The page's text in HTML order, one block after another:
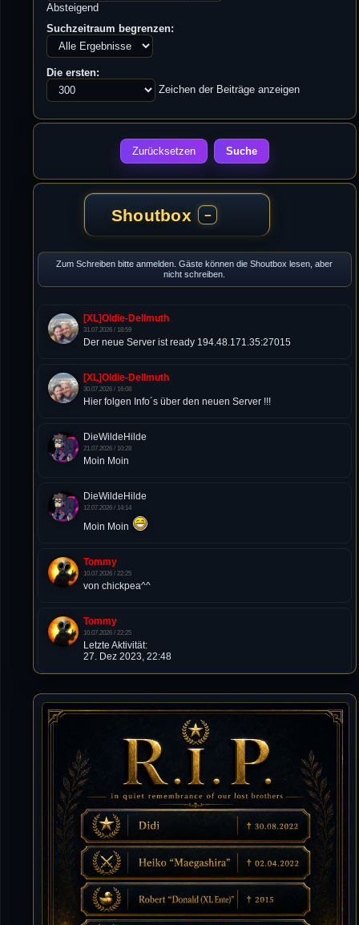
Absteigend
Suchzeitraum begrenzen:
Die ersten:
Zeichen der Beiträge anzeigen
Shoutbox −
Zum Schreiben bitte anmelden. Gäste können die Shoutbox lesen, aber
nicht schreiben.
[XL]Oldie-Dellmuth
31.07.2026 / 18:59
Der neue Server ist ready 194.48.171.35:27015
[XL]Oldie-Dellmuth
30.07.2026 / 16:08
Hier folgen Info´s über den neuen Server !!!
DieWildeHilde
21.07.2026 / 10:28
Moin Moin
DieWildeHilde
12.07.2026 / 14:14
Moin Moin
Tommy
10.07.2026 / 22:25
von chickpea^^
Tommy
10.07.2026 / 22:25
Letzte Aktivität:
27. Dez 2023, 22:48
DieWildeHilde
10.07.2026 / 12:48
Happy Birthday Chickpea
DieWildeHilde
10.07.2026 / 10:08
Hallo meine Lieben!
Isimiyaki
10.07.2026 / 00:34
Alles gute chickpea
Mojochilla
02.07.2026 / 15:53
Was geht aaaaaaaaaaaab